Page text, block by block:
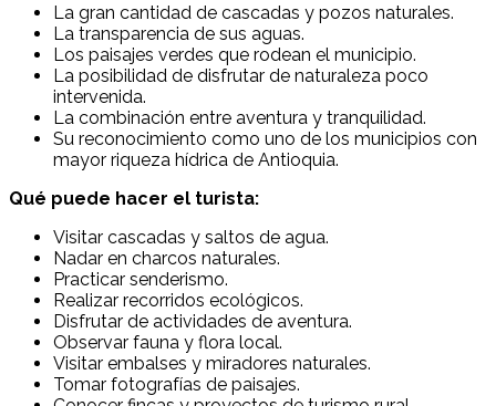
La gran cantidad de cascadas y pozos naturales.
La transparencia de sus aguas.
Los paisajes verdes que rodean el municipio.
La posibilidad de disfrutar de naturaleza poco
intervenida.
La combinación entre aventura y tranquilidad.
Su reconocimiento como uno de los municipios con
mayor riqueza hídrica de Antioquia.
Qué puede hacer el turista:
Visitar cascadas y saltos de agua.
Nadar en charcos naturales.
Practicar senderismo.
Realizar recorridos ecológicos.
Disfrutar de actividades de aventura.
Observar fauna y flora local.
Visitar embalses y miradores naturales.
Tomar fotografías de paisajes.